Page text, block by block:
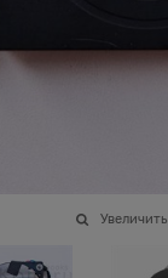
Увеличить